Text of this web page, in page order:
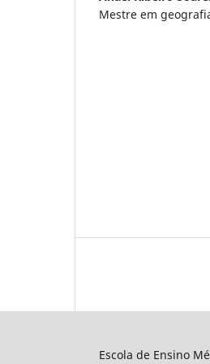
Mestre em
Escola de Ensino